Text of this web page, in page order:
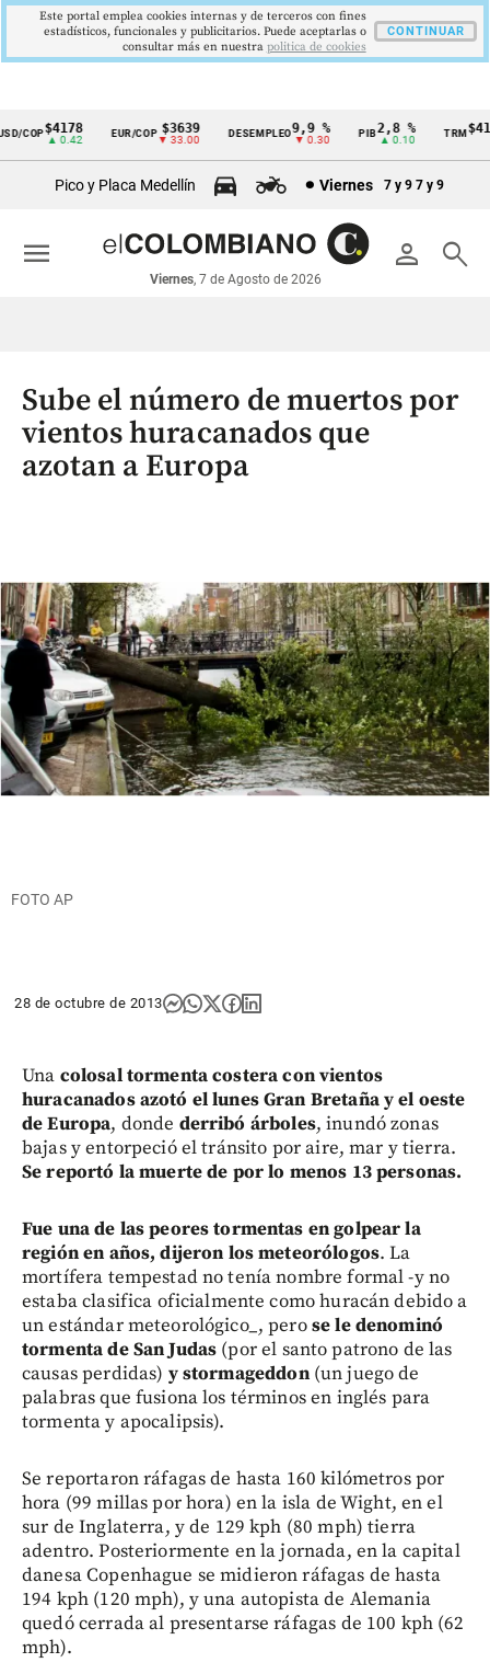
Cintillo
económicos
Colombia
COP$4178
▲ 0.42
EUR/COP $3639
▼ 33.00
DESEMPLEO9,9 %
▼ 0.30
2,8 %
▲ 0.10
TRM
Pico y Placa Medellín Viernes 7 y 9 7 y 9
person search
Viernes, 7 de Agosto de 2026
menu
Sube el número de muertos por
vientos huracanados que
azotan a Europa
FOTO AP
28 de octubre de 2013
Una colosal tormenta costera con vientos
huracanados azotó el lunes Gran Bretaña y el oeste
de Europa, donde derribó árboles, inundó zonas
bajas y entorpeció el tránsito por aire, mar y tierra.
Se reportó la muerte de por lo menos 13 personas.
Fue una de las peores tormentas en golpear la
región en años, dijeron los meteorólogos. La
mortífera tempestad no tenía nombre formal -y no
estaba clasifica oficialmente como huracán debido a
un estándar meteorológico_, perose le denominó
tormenta de San Judas (por el santo patrono de las
causas perdidas) y stormageddon(un juego de
palabras que fusiona los términos en inglés para
tormenta y apocalipsis).
Se reportaron ráfagas de hasta 160 kilómetros por
hora (99 millas por hora) en la isla de Wight, en el
sur de Inglaterra, y de 129 kph (80 mph) tierra
adentro. Posteriormente en la jornada, en la capital
danesa Copenhague se midieron ráfagas de hasta
194 kph (120 mph), y una autopista de Alemania
quedó cerrada al presentarse ráfagas de 100 kph (62
mph).
Este portal emplea cookies internas y de terceros con fines
estadísticos, funcionales y publicitarios. Puede aceptarlas o
consultar más en nuestra politica de cookies
CONTINUAR